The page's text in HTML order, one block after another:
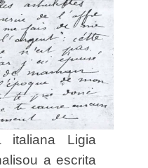
italiana Ligia
a escrita